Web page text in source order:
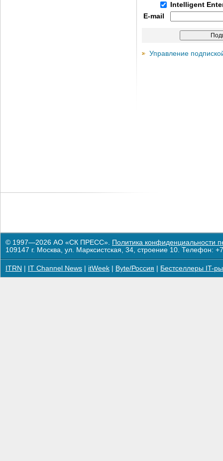
Intelligent
E-mail
Управление
© 1997—2026 АО «СК ПРЕСС». Политика конфиденциальности
109147 г. Москва, ул. Марксистская, 34, строение 10. Телефон:
ITRN IT Channel News itWeek Byte/Россия Бестселлеры IT-